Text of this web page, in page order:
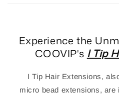
Experience the
COOVIP's I Tip
I Tip Hair Extensions,
micro bead extensions,